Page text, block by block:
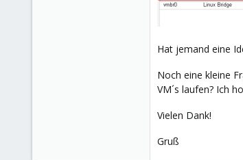
Hat jemand eine
Noch eine kleine
VM´s laufen? Ich
Vielen Dank!
Gruß